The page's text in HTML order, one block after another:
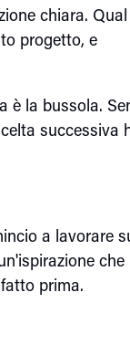
chiara. Qual
progetto, e
è la bussola.
successiva
a lavorare
che
prima.